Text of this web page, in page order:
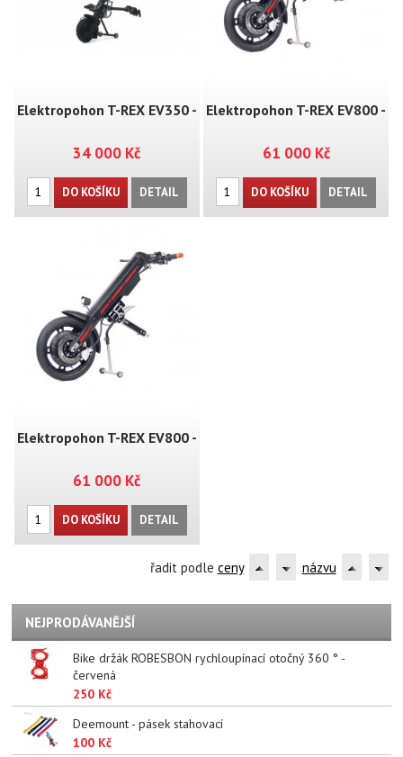
Elektropohon T-REX EV350 -
MT08
34 000 Kč
DO KOŠÍKU DETAIL
Elektropohon T-REX EV800 -
MT03
61 000 Kč
DO KOŠÍKU DETAIL
Elektropohon T-REX EV800 -
MT04
61 000 Kč
DO KOŠÍKU DETAIL
řadit podle ceny názvu
NEJPRODÁVANĚJŠÍ
Bike držák ROBESBON rychloupínací otočný 360 ° -
červená
250 Kč
Deemount - pásek stahovací
100 Kč